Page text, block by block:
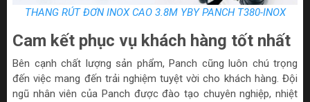
THANG RÚT ĐƠN INOX CAO 3.8M YBY PANCH T380-INOX
Cam kết phục vụ khách hàng tốt nhất
Bên cạnh chất lượng sản phẩm, Panch cũng luôn chú trọng
đến việc mang đến trải nghiệm tuyệt vời cho khách hàng. Đội
ngũ nhân viên của Panch được đào tạo chuyên nghiệp, nhiệt